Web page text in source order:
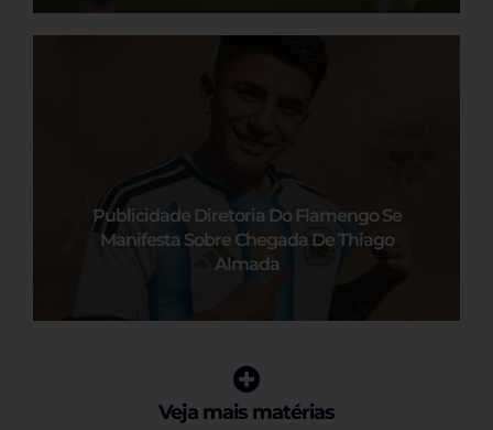
Publicidade Diretoria Do Flamengo Se
Manifesta Sobre Chegada De Thiago
Almada
Veja mais matérias